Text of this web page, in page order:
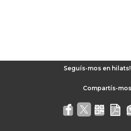
Seguís-mos en hilats!